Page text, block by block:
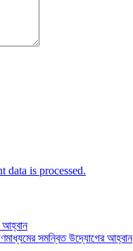
data is processed.
আহ্বান
সমন্বিত উদ্যোগের আহ্বান